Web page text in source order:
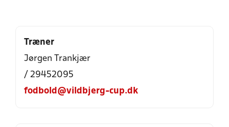
Træner
Jørgen Trankjær
/ 29452095
fodbold@vildbjerg-cup.dk